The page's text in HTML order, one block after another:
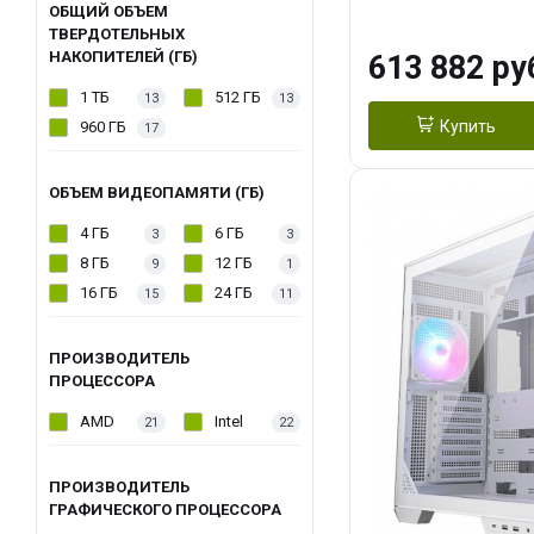
ОБЩИЙ ОБЪЕМ
ТВЕРДОТЕЛЬНЫХ
НАКОПИТЕЛЕЙ (ГБ)
1 ТБ 13 512 ГБ 13
960 ГБ 17
ОБЪЕМ ВИДЕОПАМЯТИ (ГБ)
4 ГБ 3 6 ГБ 3
8 ГБ 9 12 ГБ 1
16 ГБ 15 24 ГБ 11
ПРОИЗВОДИТЕЛЬ
ПРОЦЕССОРА
AMD 21 Intel 22
ПРОИЗВОДИТЕЛЬ
ГРАФИЧЕСКОГО ПРОЦЕССОРА
Turbo/ 960 ГБ
613 882
Купить